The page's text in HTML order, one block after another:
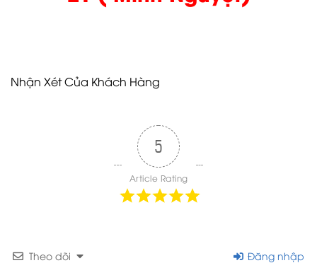
Nhận Xét Của Khách Hàng
5
Article Rating
Theo dõi Đăng nhập